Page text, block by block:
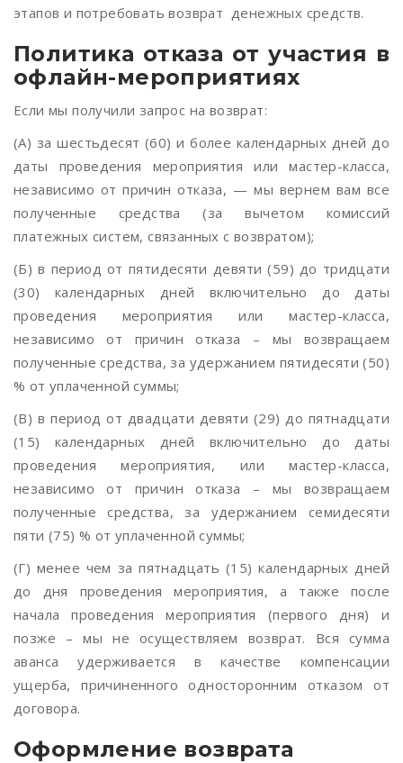
этапов и потребовать возврат денежных средств.
Политика отказа от участия в
офлайн-мероприятиях
Если мы получили запрос на возврат:
(А) за шестьдесят (60) и более календарных дней до
даты проведения мероприятия или мастер-класса,
независимо от причин отказа, — мы вернем вам все
полученные средства (за вычетом комиссий
платежных систем, связанных с возвратом);
(Б) в период от пятидесяти девяти (59) до тридцати
(30) календарных дней включительно до даты
проведения мероприятия или мастер-класса,
независимо от причин отказа – мы возвращаем
полученные средства, за удержанием пятидесяти (50)
% от уплаченной суммы;
(В) в период от двадцати девяти (29) до пятнадцати
(15) календарных дней включительно до даты
проведения мероприятия, или мастер-класса,
независимо от причин отказа – мы возвращаем
полученные средства, за удержанием семидесяти
пяти (75) % от уплаченной суммы;
(Г) менее чем за пятнадцать (15) календарных дней
до дня проведения мероприятия, а также после
начала проведения мероприятия (первого дня) и
позже – мы не осуществляем возврат. Вся сумма
аванса удерживается в качестве компенсации
ущерба, причиненного односторонним отказом от
договора.
Оформление возврата